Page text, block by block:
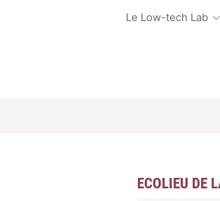
Le Low-tech Lab
ECOLIEU DE